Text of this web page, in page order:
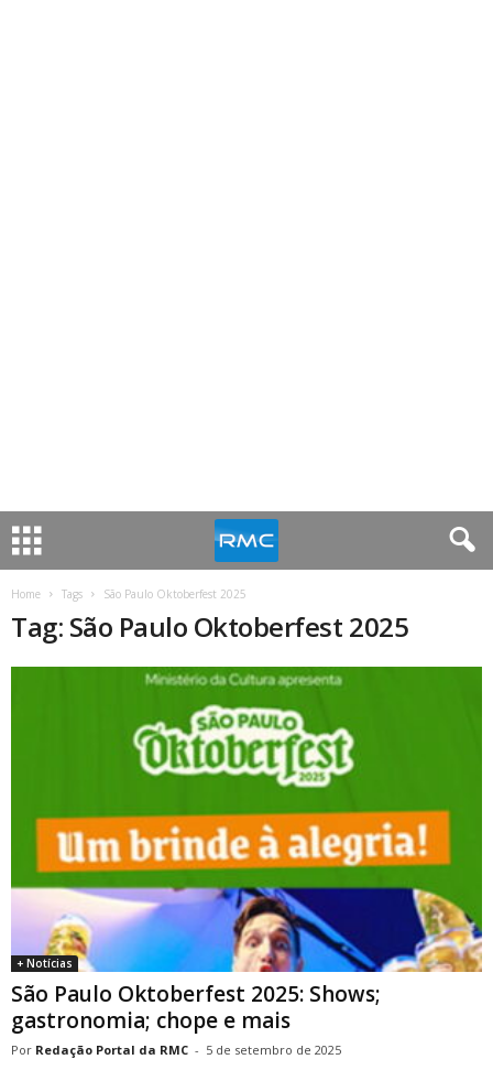
Home Tags São Paulo Oktoberfest 2025
Tag: São Paulo Oktoberfest 2025
+ Notícias
São Paulo Oktoberfest 2025: Shows;
gastronomia; chope e mais
Redação Portal da RMC - 5 de setembro de 2025